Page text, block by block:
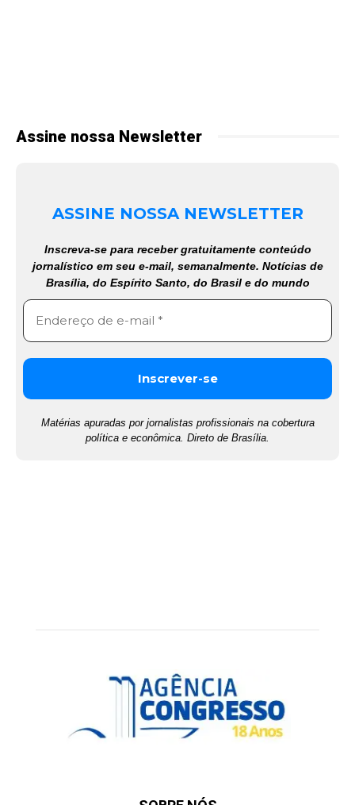
Assine nossa Newsletter
ASSINE NOSSA NEWSLETTER
Inscreva-se para receber gratuitamente conteúdo
jornalístico em seu e-mail, semanalmente. Notícias de
Brasília, do Espírito Santo, do Brasil e do mundo
Matérias apuradas por jornalistas profissionais na cobertura
política e econômica. Direto de Brasília.